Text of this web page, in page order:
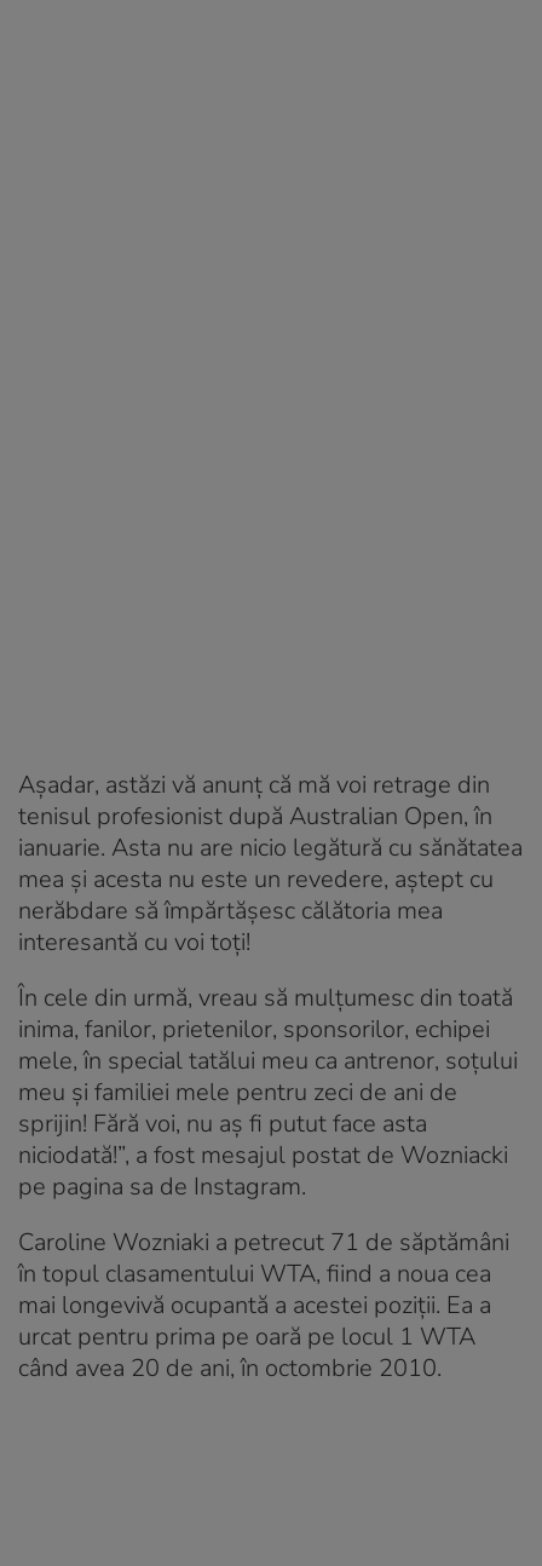
Așadar, astăzi vă anunț că mă voi retrage din
tenisul profesionist după Australian Open, în
ianuarie. Asta nu are nicio legătură cu sănătatea
mea și acesta nu este un revedere, aștept cu
nerăbdare să împărtășesc călătoria mea
interesantă cu voi toți!
În cele din urmă, vreau să mulțumesc din toată
inima, fanilor, prietenilor, sponsorilor, echipei
mele, în special tatălui meu ca antrenor, soțului
meu și familiei mele pentru zeci de ani de
sprijin! Fără voi, nu aș fi putut face asta
niciodată!”, a fost mesajul postat de Wozniacki
pe pagina sa de Instagram.
Caroline Wozniaki a petrecut 71 de săptămâni
în topul clasamentului WTA, fiind a noua cea
mai longevivă ocupantă a acestei poziții. Ea a
urcat pentru prima pe oară pe locul 1 WTA
când avea 20 de ani, în octombrie 2010.